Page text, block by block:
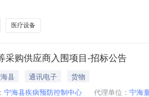
购份额是落实政府采购政策功能情况落实政
医疗设备
采购供应商入围项目-招标公告
县 通讯电子
货物
宁海县疾病预防控制中心 代理单位： 宁海